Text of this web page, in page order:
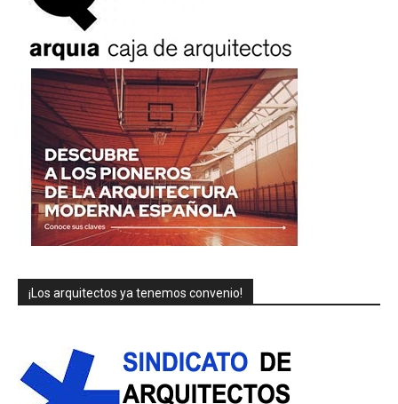
¡Los arquitectos ya tenemos convenio!